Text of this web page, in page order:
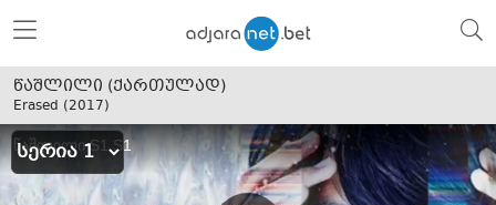
წაშლილი (ქართულად)
Erased (2017)